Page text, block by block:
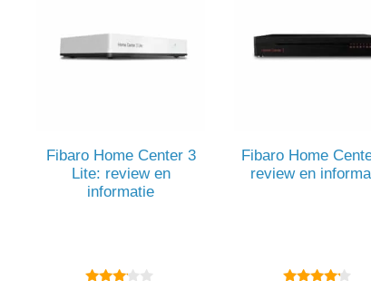
Fibaro Home Center 3
Lite: review en
informatie
Fibaro Home
review en